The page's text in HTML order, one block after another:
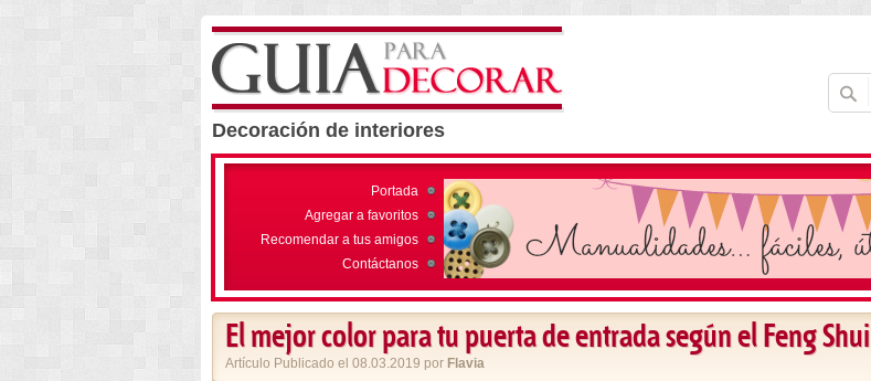
Decoración de interiores
Portada
Agregar a favoritos
Recomendar a tus amigos
Contáctanos
El mejor color para tu puerta de entrada según el Feng Shui
Artículo Publicado el 08.03.2019 por Flavia